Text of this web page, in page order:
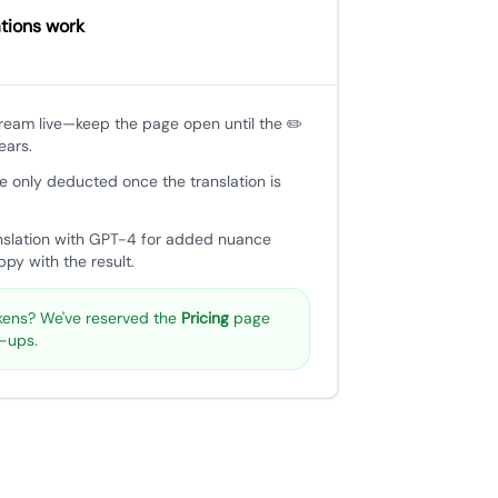
work
live—keep the page open until the ✏️
only deducted once the translation is
with GPT-4 for added nuance
with the result.
We've reserved the Pricingpage
ups.